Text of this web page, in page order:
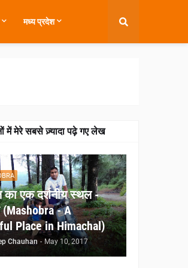
मध्य प्रदेश
में मेरे सबसे ज़्यादा पढ़े गए लेख
का एक दर्शनीय स्थल -
(Mashobra - A
Place in Himachal)
Chauhan - May 10, 2017